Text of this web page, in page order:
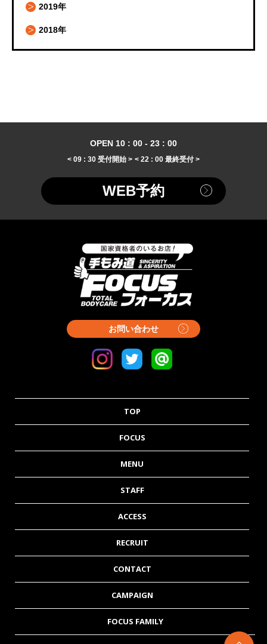
2019年
2018年
OPEN 10 : 00 - 23 : 00
< 09 : 30 受付開始 > < 22 : 00 最終受付 >
WEB予約
お問い合わせ
TOP
FOCUS
MENU
STAFF
ACCESS
RECRUIT
CONTACT
CAMPAIGN
FOCUS FAMILY